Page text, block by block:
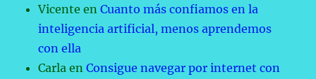
Vicente enCuanto más confiamos en la
inteligencia artificial, menos aprendemos
con ella
Carla enConsigue navegar por internet con